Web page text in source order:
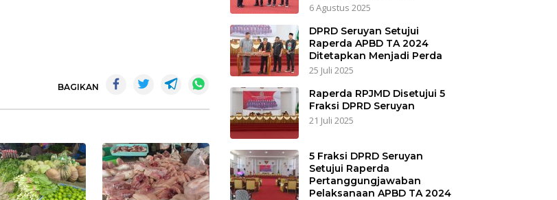
BAGIKAN
6 Agustus 2025
DPRD Seruyan Setujui
Raperda APBD TA 2024
Ditetapkan Menjadi Perda
25 Juli 2025
Raperda RPJMD Disetujui 5
Fraksi DPRD Seruyan
21 Juli 2025
5 Fraksi DPRD Seruyan
Setujui Raperda
Pertanggungjawaban
Pelaksanaan APBD TA 2024